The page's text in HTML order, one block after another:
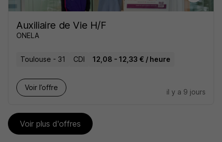
Auxiliaire de Vie H/F
ONELA
Toulouse - 31 CDI 12,08 - 12,33 € / heure
Voir l’offre
il y a 9 jours
Voir plus d'offres